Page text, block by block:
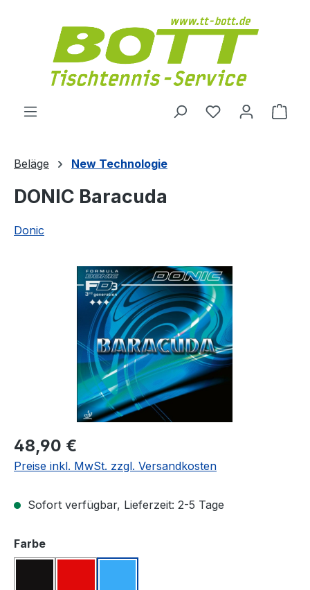
Du hast 0
Beläge New Technologie
DONIC Baracuda
Donic
Regulärer Preis:
48,90 €
Preise inkl. MwSt. zzgl. Versandkosten
Sofort verfügbar, Lieferzeit: 2-5 Tage
Farbeauswählen